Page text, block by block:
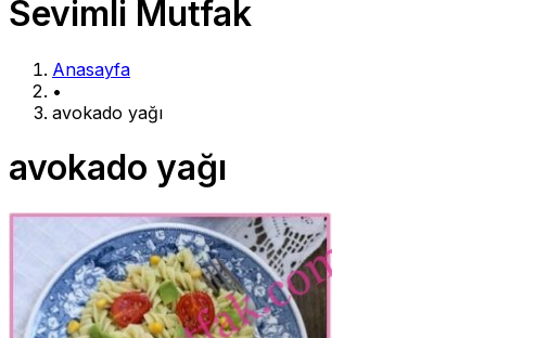
Sevimli Mutfak
Anasayfa
•
avokado yağı
avokado yağı